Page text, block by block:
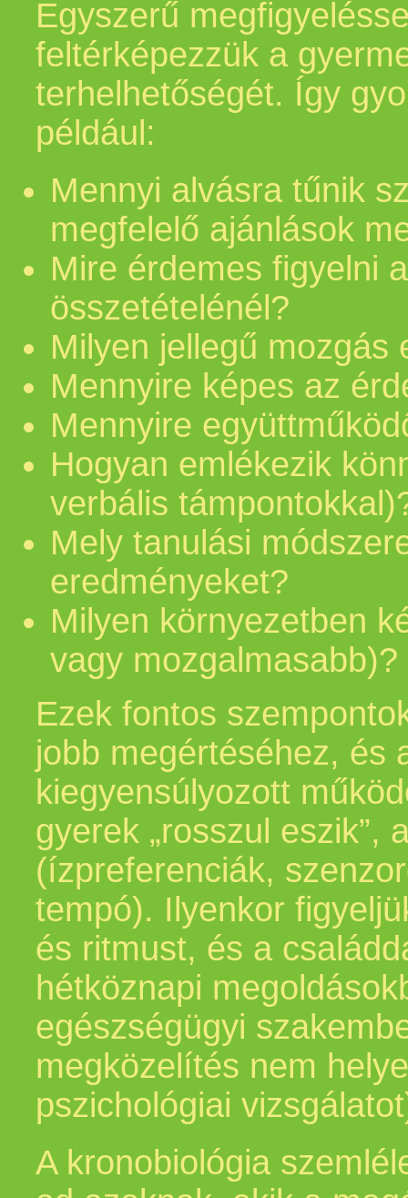
Egyszerű
feltérképezzük a
terhelhetőségét. Így
például:
Mennyi alvásra tűnik
megfelelő ajánlások
Mire érdemes figyelni
összetételénél?
Milyen jellegű mozgás
Mennyire képes az
Mennyire
Hogyan emlékezik
verbális
Mely tanulási
eredményeket?
Milyen környezetben
vagy mozgalmasabb)?
Ezek fontos
jobb megértéséhez, és
kiegyensúlyozott
gyerek „rosszul eszik”,
(ízpreferenciák,
tempó). Ilyenkor
és ritmust, és a
hétköznapi
egészségügyi
megközelítés nem
pszichológiai
A kronobiológia